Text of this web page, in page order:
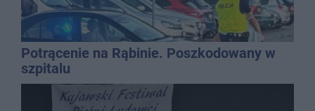
Potrącenie na Rąbinie. Poszkodowany w
szpitalu